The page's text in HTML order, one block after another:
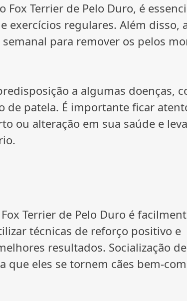
Fox Terrier de Pelo Duro, é
exercícios regulares. Além disso,
para remover os pelos
a algumas doenças,
de patela. É importante ficar
ou alteração em sua saúde e
Terrier de Pelo Duro é
técnicas de reforço positivo e
resultados. Socialização
que eles se tornem cães bem-